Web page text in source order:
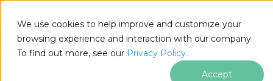
We use cookies to help improve and customize your
browsing experience and interaction with our company.
To find out more, see our Privacy Policy.
Accept